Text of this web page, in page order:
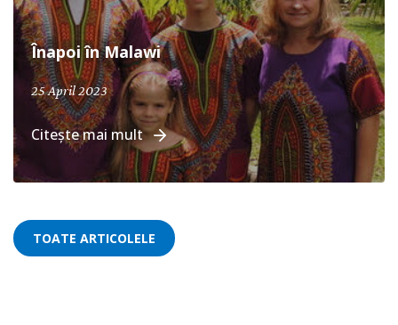
Înapoi în Malawi
25 April 2023
Citește mai mult
TOATE ARTICOLELE